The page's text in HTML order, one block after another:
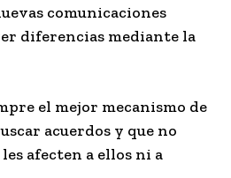
comunicaciones
diferencias mediante la
el mejor mecanismo de
acuerdos y que no
afecten a ellos ni a